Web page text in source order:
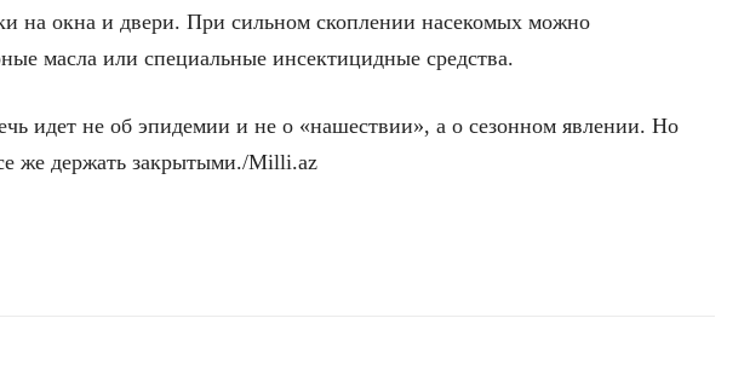
на окна и двери. При сильном скоплении насекомых можно
масла или специальные инсектицидные средства.
идет не об эпидемии и не о «нашествии», а о сезонном явлении. Но
же держать закрытыми./Milli.az